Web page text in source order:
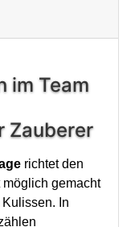
im Team
Zauberer
richtet den
gemacht
In